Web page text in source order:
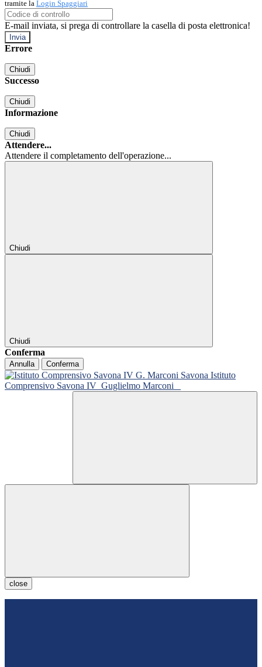
tramite la Login Spaggiari
E-mail inviata, si prega di controllare la casella di posta elettronica!
Errore
Chiudi
Successo
Chiudi
Informazione
Chiudi
Attendere...
Attendere il completamento dell'operazione...
Chiudi
Chiudi
Conferma
Annulla Conferma
Istituto
Comprensivo Savona IV Guglielmo Marconi
close